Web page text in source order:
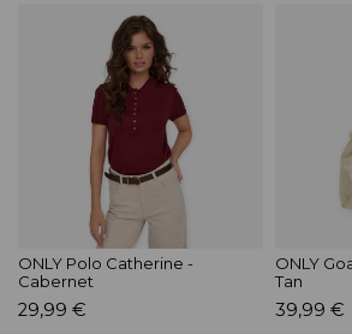
ONLY Polo Catherine -
Cabernet
29,99 €
ONLY
Tan
39,99 €